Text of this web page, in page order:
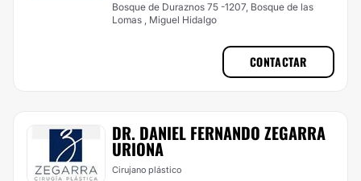
Bosque de Duraznos 75 -1207, Bosque de las
Lomas , Miguel Hidalgo
CONTACTAR
DR. DANIEL FERNANDO ZEGARRA
URIONA
Cirujano plástico